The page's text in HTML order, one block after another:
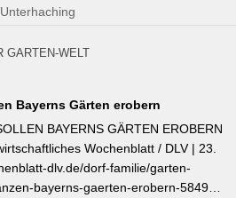
Unterhaching
GARTEN-WELT
Bayerns Gärten erobern
BAYERNS GÄRTEN EROBERN
Wochenblatt / DLV | 23.
dlv.de/dorf-familie/garten-
bayerns-gaerten-erobern-584991